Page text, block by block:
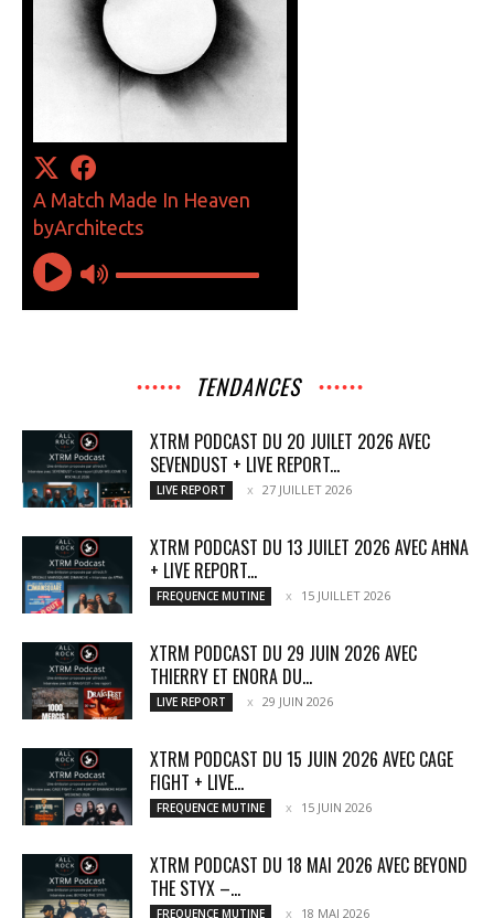
TENDANCES
XTRM PODCAST DU 20 JUILET 2026 AVEC
SEVENDUST + LIVE REPORT...
LIVE REPORT 27 JUILLET 2026
XTRM PODCAST DU 13 JUILET 2026 AVEC AĦNA
+ LIVE REPORT...
FREQUENCE MUTINE 15 JUILLET 2026
XTRM PODCAST DU 29 JUIN 2026 AVEC
THIERRY ET ENORA DU...
LIVE REPORT 29 JUIN 2026
XTRM PODCAST DU 15 JUIN 2026 AVEC CAGE
FIGHT + LIVE...
FREQUENCE MUTINE 15 JUIN 2026
XTRM PODCAST DU 18 MAI 2026 AVEC BEYOND
THE STYX –...
FREQUENCE MUTINE 18 MAI 2026